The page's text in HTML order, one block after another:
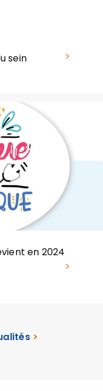
sein
en 2024
>